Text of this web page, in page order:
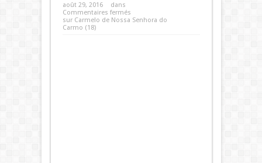
août 29, 2016
dans
Commentaires fermés
sur Carmelo de Nossa Senhora do
Carmo (18)